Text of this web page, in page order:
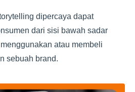
dipercaya dapat
dari sisi bawah sadar
atau membeli
sebuah brand.